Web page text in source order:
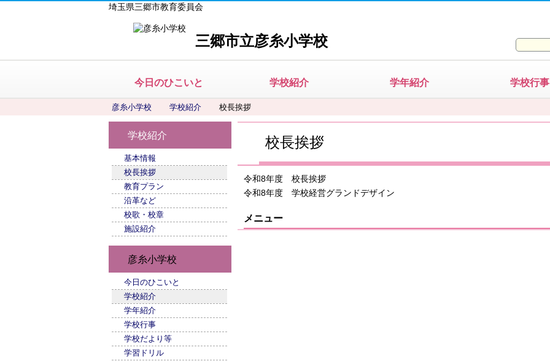
埼玉県三郷市教育委員会
三郷市立彦糸小学校
今日のひこいと 学校紹介 学年紹介 学校行事
彦糸小学校 学校紹介 校長挨拶
学校紹介
基本情報
校長挨拶
教育プラン
沿革など
校歌・校章
施設紹介
彦糸小学校
今日のひこいと
学校紹介
学年紹介
学校行事
学校だより等
学習ドリル
校長挨拶
令和8年度 校長挨拶
令和8年度 学校経営グランドデザイン
メニュー